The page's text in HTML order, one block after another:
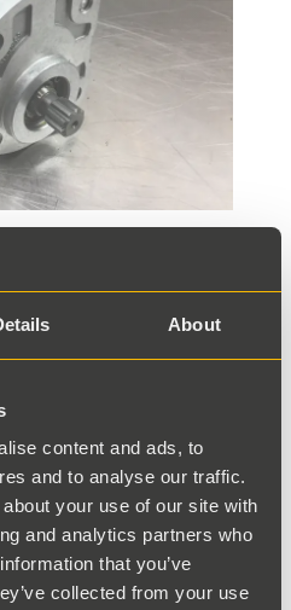
About
content and ads, to
and to analyse our traffic.
your use of our site with
and analytics partners who
that you’ve
collected from your use